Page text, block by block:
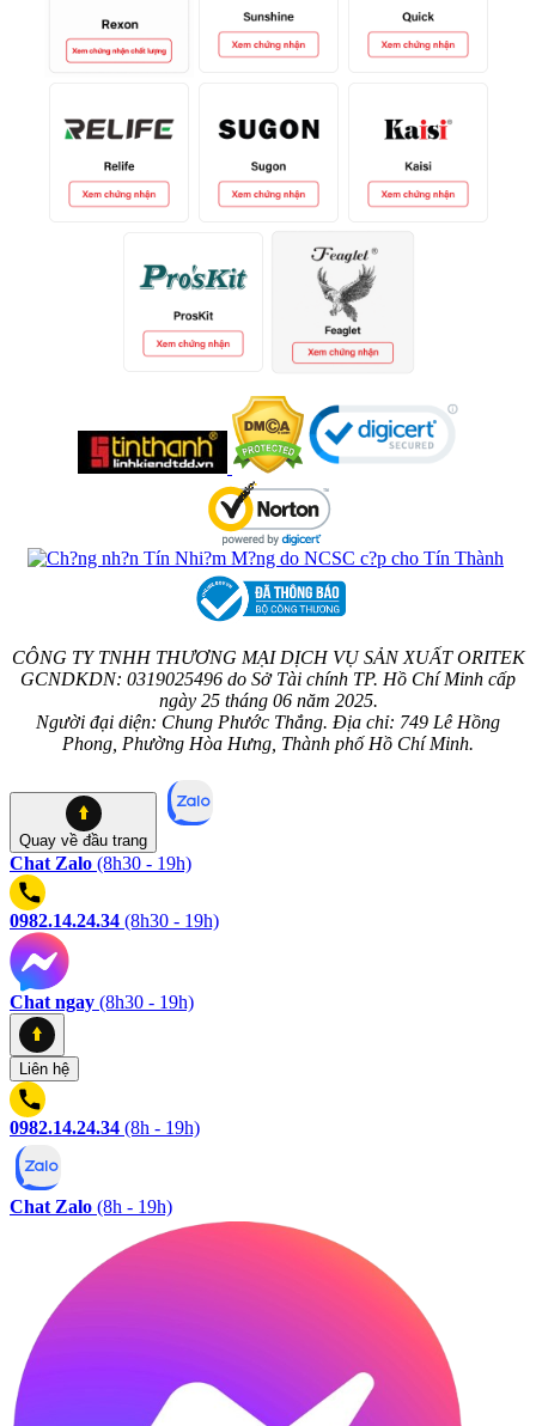
CÔNG TY TNHH THƯƠNG MẠI DỊCH VỤ SẢN XUẤT ORITEK
GCNDKDN: 0319025496 do Sở Tài chính TP. Hồ Chí Minh cấp
ngày 25 tháng 06 năm 2025.
Người đại diện: Chung Phước Thắng. Địa chỉ: 749 Lê Hồng
Phong, Phường Hòa Hưng, Thành phố Hồ Chí Minh.
Quay về đầu trang
Chat Zalo (8h30 - 19h)
0982.14.24.34 (8h30 - 19h)
Chat ngay (8h30 - 19h)
Liên hệ
0982.14.24.34 (8h - 19h)
Chat Zalo (8h - 19h)